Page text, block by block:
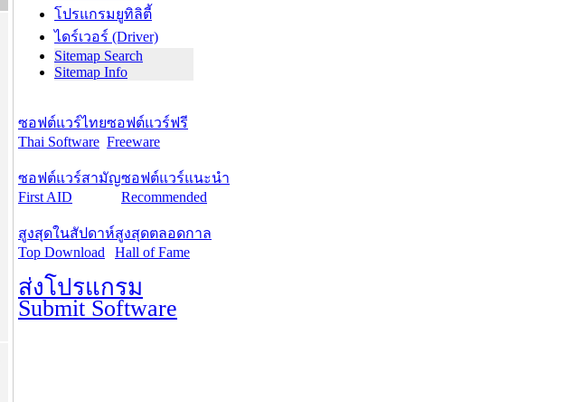
โปรแกรมยูทิลิตี้
ไดร์เวอร์ (Driver)
Sitemap Search
Sitemap Info
ซอฟต์แวร์ไทย
Thai Software
ซอฟต์แวร์ฟรี
Freeware
ซอฟต์แวร์สามัญ
First AID
ซอฟต์แวร์แนะนำ
Recommended
สูงสุดในสัปดาห์
Top Download
สูงสุดตลอดกาล
Hall of Fame
ส่งโปรแกรม
Submit Software